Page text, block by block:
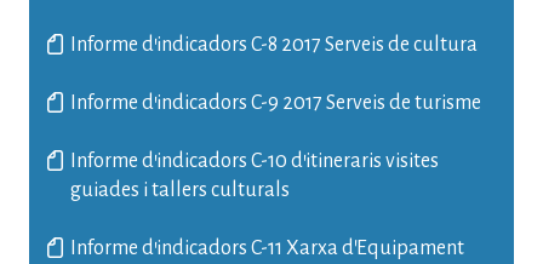
Informe d'indicadors C-8 2017 Serveis de cultura
Informe d'indicadors C-9 2017 Serveis de turisme
Informe d'indicadors C-10 d'itineraris visites
guiades i tallers culturals
Informe d'indicadors C-11 Xarxa d'Equipament